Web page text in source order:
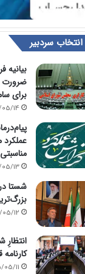
انتخاب سردبیر
بیانیه
ضرورت
برای
05/14
عملکرد
مناسبتی
05/13
شستا
05/12
انتظارِ
05/11